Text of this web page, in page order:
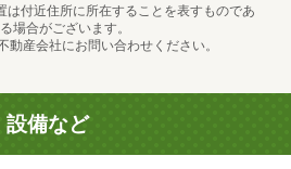
は付近住所に所在することを表すものであ
場合がございます。
産会社にお問い合わせください。
設備など